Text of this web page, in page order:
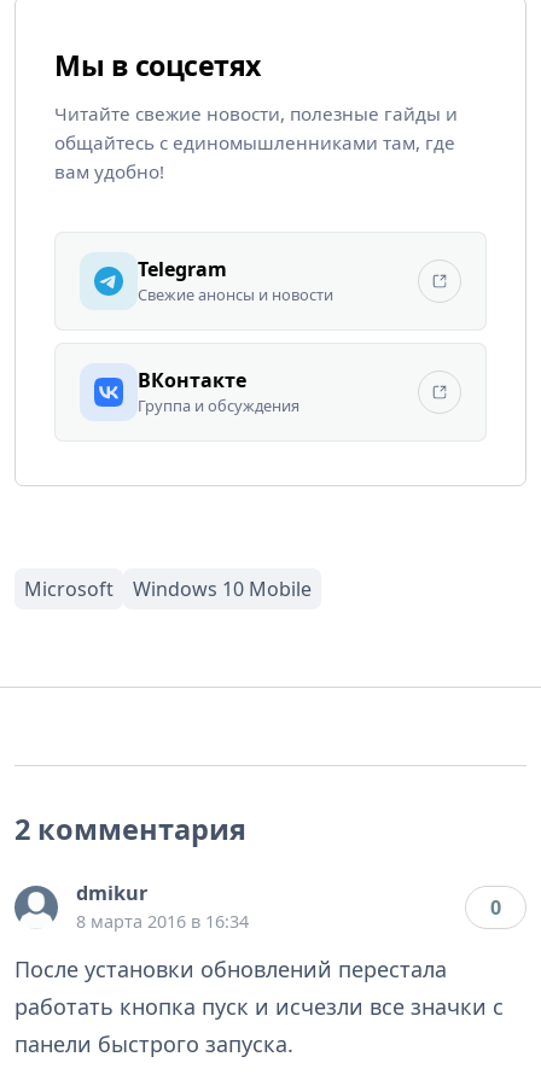
Мы в соцсетях
Читайте свежие новости, полезные гайды и
общайтесь с единомышленниками там, где
вам удобно!
Telegram
Свежие анонсы и новости
ВКонтакте
Группа и обсуждения
2 комментария
dmikur
8 марта 2016 в 16:34
0
После установки обновлений перестала
работать кнопка пуск и исчезли все значки с
панели быстрого запуска.